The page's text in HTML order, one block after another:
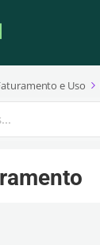
e Uso